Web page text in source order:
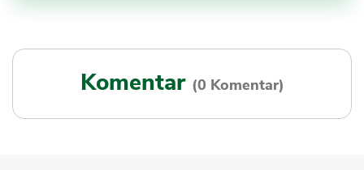
Komentar (0 Komentar)